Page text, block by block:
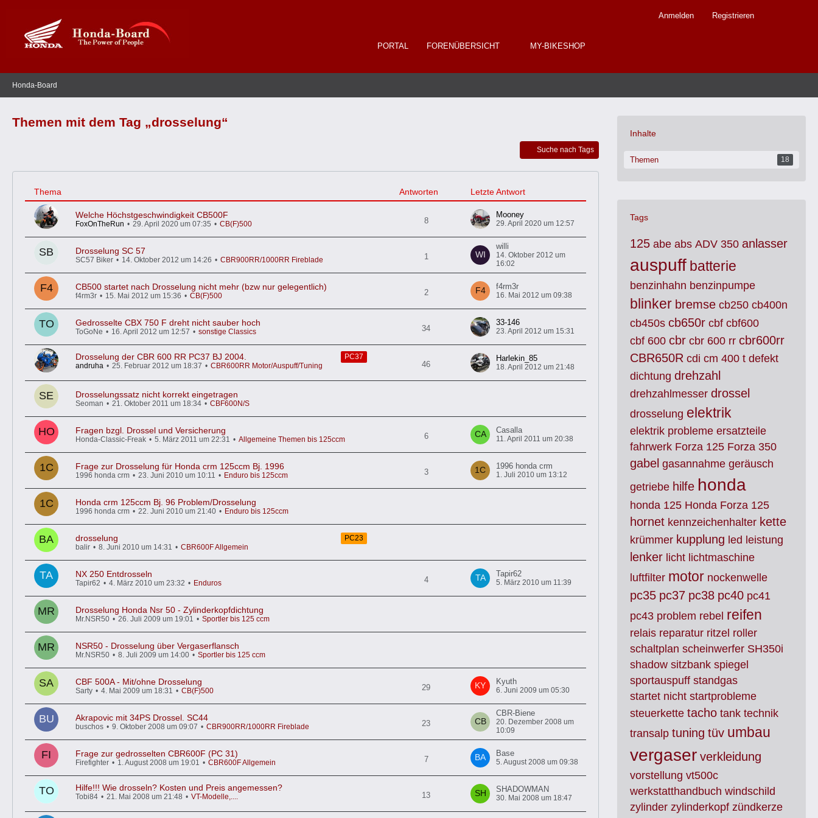
PORTAL FORENÜBERSICHT MY-BIKESHOP
Anmelden Registrieren
Honda-Board
Themen mit dem Tag „drosselung“
Suche nach Tags
Thema Antworten Letzte Antwort
Welche Höchstgeschwindigkeit CB500F
FoxOnTheRun 29. April 2020 um 07:35 CB(F)500 8
Mooney
29. April 2020 um 12:57
Drosselung SC 57
SC57 Biker 14. Oktober 2012 um 14:26 CBR900RR/1000RR Fireblade 1
willi
14. Oktober 2012 um
16:02
CB500 startet nach Drosselung nicht mehr (bzw nur gelegentlich)
f4rm3r 15. Mai 2012 um 15:36 CB(F)500 2
f4rm3r
16. Mai 2012 um 09:38
Gedrosselte CBX 750 F dreht nicht sauber hoch
ToGoNe 16. April 2012 um 12:57 sonstige Classics 34
33-146
23. April 2012 um 15:31
PC37
Drosselung der CBR 600 RR PC37 BJ 2004.
andruha 25. Februar 2012 um 18:37 CBR600RR Motor/Auspuff/Tuning 46
Harlekin_85
18. April 2012 um 21:48
Drosselungssatz nicht korrekt eingetragen
Seoman 21. Oktober 2011 um 18:34 CBF600N/S
Fragen bzgl. Drossel und Versicherung
Honda-Classic-Freak 5. März 2011 um 22:31 Allgemeine Themen bis 125ccm 6
Casalla
11. April 2011 um 20:38
Frage zur Drosselung für Honda crm 125ccm Bj. 1996
1996 honda crm 23. Juni 2010 um 10:11 Enduro bis 125ccm 3
1996 honda crm
1. Juli 2010 um 13:12
Honda crm 125ccm Bj. 96 Problem/Drosselung
1996 honda crm 22. Juni 2010 um 21:40 Enduro bis 125ccm
PC23
drosselung
balir 8. Juni 2010 um 14:31 CBR600F Allgemein
NX 250 Entdrosseln
Tapir62 4. März 2010 um 23:32 Enduros 4
Tapir62
5. März 2010 um 11:39
Drosselung Honda Nsr 50 - Zylinderkopfdichtung
Mr.NSR50 26. Juli 2009 um 19:01 Sportler bis 125 ccm
NSR50 - Drosselung über Vergaserflansch
Mr.NSR50 8. Juli 2009 um 14:00 Sportler bis 125 ccm
CBF 500A - Mit/ohne Drosselung
Sarty 4. Mai 2009 um 18:31 CB(F)500 29
Kyuth
6. Juni 2009 um 05:30
Akrapovic mit 34PS Drossel. SC44
buschos 9. Oktober 2008 um 09:07 CBR900RR/1000RR Fireblade 23
CBR-Biene
20. Dezember 2008 um
10:09
Frage zur gedrosselten CBR600F (PC 31)
Firefighter 1. August 2008 um 19:01 CBR600F Allgemein 7
Base
5. August 2008 um 09:38
Hilfe!!! Wie drosseln? Kosten und Preis angemessen?
Tobi84 21. Mai 2008 um 21:48 VT-Modelle,.... 13
SHADOWMAN
30. Mai 2008 um 18:47
Inhalte
Themen 18
Tags
125 abe abs ADV 350 anlasser
auspuff batterie
benzinhahn benzinpumpe
blinker bremse cb250 cb400n
cb450s cb650r cbf cbf600
cbf 600 cbr cbr 600 rr cbr600rr
CBR650R cdi cm 400 t defekt
dichtung drehzahl
drehzahlmesser drossel
drosselung elektrik
elektrik probleme ersatzteile
fahrwerk Forza 125 Forza 350
gabel gasannahme geräusch
getriebe hilfe honda
honda 125 Honda Forza 125
hornet kennzeichenhalter kette
krümmer kupplung led leistung
lenker licht lichtmaschine
luftfilter motor nockenwelle
pc35 pc37 pc38 pc40 pc41
pc43 problem rebel reifen
relais reparatur ritzel roller
schaltplan scheinwerfer SH350i
shadow sitzbank spiegel
sportauspuff standgas
startet nicht startprobleme
steuerkette tacho tank technik
transalp tuning tüv umbau
vergaser verkleidung
vorstellung vt500c
werkstatthandbuch windschild
zylinder zylinderkopf zündkerze